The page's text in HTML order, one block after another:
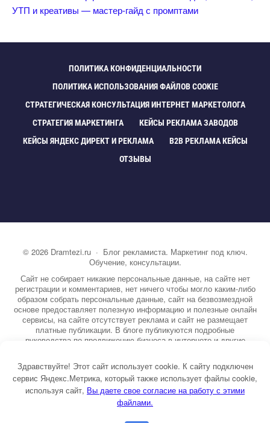
УТП и креативы — мастер-гайд с промптами
ПОЛИТИКА КОНФИДЕНЦИАЛЬНОСТИ
ПОЛИТИКА ИСПОЛЬЗОВАНИЯ ФАЙЛОВ COOKIE
СТРАТЕГИЧЕСКАЯ КОНСУЛЬТАЦИЯ ИНТЕРНЕТ МАРКЕТОЛОГА
СТРАТЕГИЯ МАРКЕТИНГА
КЕЙСЫ РЕКЛАМА ЗАВОДО
КЕЙСЫ ЯНДЕКС ДИРЕКТ И РЕКЛАМА
B2B РЕКЛАМА КЕЙСЫ
ОТЗЫВЫ
© 2026 Dramtezi.ru· Блог рекламиста. Маркетинг под ключ.
Обучение, консультации.
Сайт не собирает никакие персональные данные, на сайте нет
регистрации и комментариев, нет ничего чтобы могло каким-либо
образом собрать персональные данные, сайт на безвозмездной
основе предоставляет полезную информацию и полезные онлайн
сервисы, на сайте отсутствует реклама и сайт не размещает
платные публикации. В блоге публикуются подробные
руководства по продвижению бизнеса в интернете и другие
информацию о маркетинге, рекламе, копирайтинге и другие темы.
На сайте опубликовано более 3000 статей.
Тема от GoodwinPress.ru
Здравствуйте! Этот сайт использует cookie. К сайту подключен
сервис Яндекс.Метрика, который также использует файлы cookie,
используя сайт, ы даете свое согласие на работу с этими
файлами.